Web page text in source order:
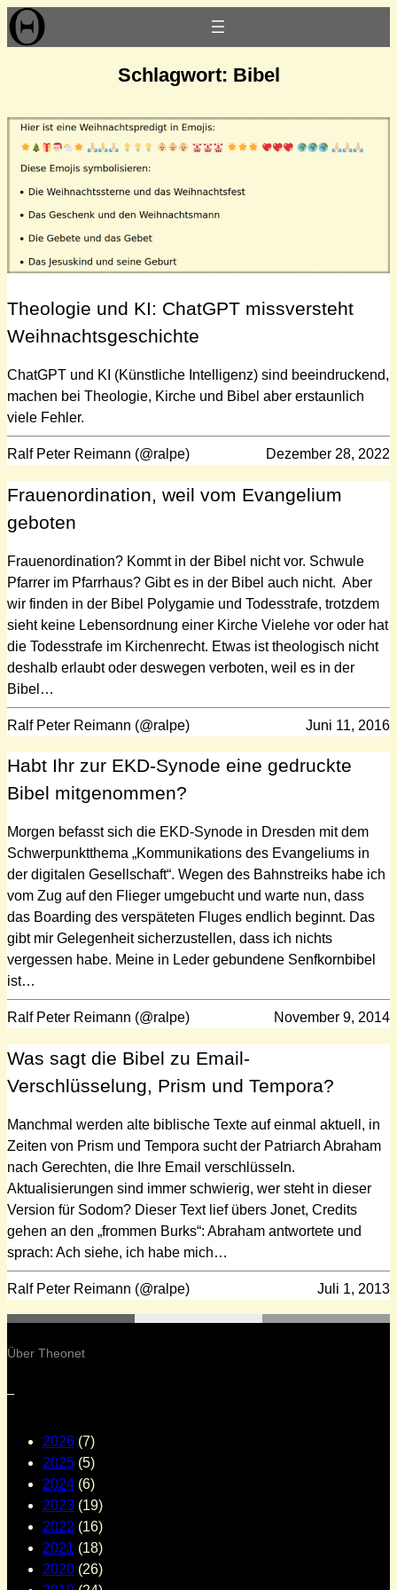
Zum
Inhalt
Schlagwort: Bibel
Theologie und KI: ChatGPT missversteht
Weihnachtsgeschichte
ChatGPT und KI (Künstliche Intelligenz) sind beeindruckend,
machen bei Theologie, Kirche und Bibel aber erstaunlich
viele Fehler.
Ralf Peter Reimann (@ralpe) Dezember 28, 2022
Frauenordination, weil vom Evangelium
geboten
Frauenordination? Kommt in der Bibel nicht vor. Schwule
Pfarrer im Pfarrhaus? Gibt es in der Bibel auch nicht. Aber
wir finden in der Bibel Polygamie und Todesstrafe, trotzdem
sieht keine Lebensordnung einer Kirche Vielehe vor oder hat
die Todesstrafe im Kirchenrecht. Etwas ist theologisch nicht
deshalb erlaubt oder deswegen verboten, weil es in der
Bibel…
Ralf Peter Reimann (@ralpe) Juni 11, 2016
Habt Ihr zur EKD-Synode eine gedruckte
Bibel mitgenommen?
Morgen befasst sich die EKD-Synode in Dresden mit dem
Schwerpunktthema „Kommunikations des Evangeliums in
der digitalen Gesellschaft“. Wegen des Bahnstreiks habe ich
vom Zug auf den Flieger umgebucht und warte nun, dass
das Boarding des verspäteten Fluges endlich beginnt. Das
gibt mir Gelegenheit sicherzustellen, dass ich nichts
vergessen habe. Meine in Leder gebundene Senfkornbibel
ist…
Ralf Peter Reimann (@ralpe) November 9, 2014
Was sagt die Bibel zu Email-
Verschlüsselung, Prism und Tempora?
Manchmal werden alte biblische Texte auf einmal aktuell, in
Zeiten von Prism und Tempora sucht der Patriarch Abraham
nach Gerechten, die Ihre Email verschlüsseln.
Aktualisierungen sind immer schwierig, wer steht in dieser
Version für Sodom? Dieser Text lief übers Jonet, Credits
gehen an den „frommen Burks“: Abraham antwortete und
sprach: Ach siehe, ich habe mich…
Ralf Peter Reimann (@ralpe) Juli 1, 2013
Über Theonet
–
2026 (7)
2025 (5)
2024 (6)
2023 (19)
2022 (16)
2021 (18)
2020 (26)